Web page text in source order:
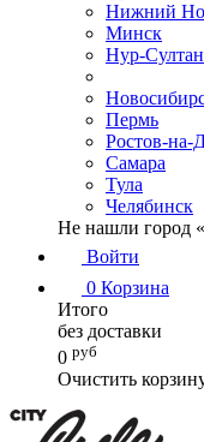
Нижний
Минск
Нур-Султан
Пермь
Ростов-на-
Самара
Тула
Челябинск
Не нашли город «
Войти
0 Корзина
Итого
без доставки
0 руб
Очистить